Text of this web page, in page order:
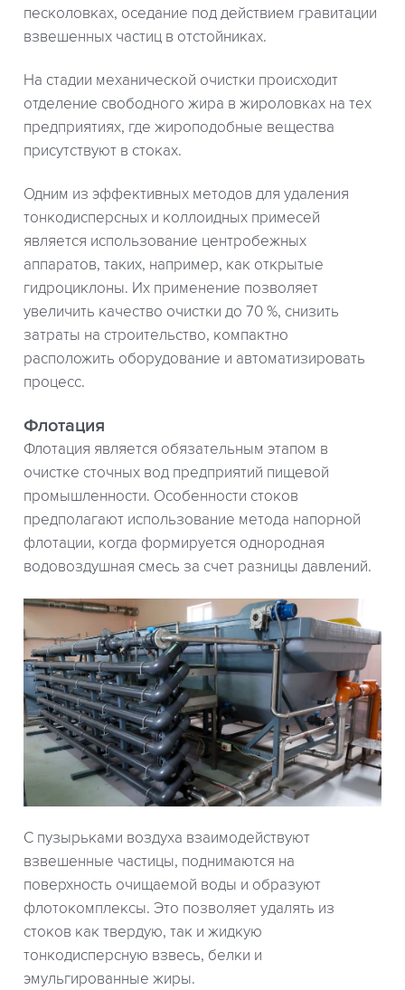
песколовках, оседание под действием гравитации
взвешенных частиц в отстойниках.
На стадии механической очистки происходит
отделение свободного жира в жироловках на тех
предприятиях, где жироподобные вещества
присутствуют в стоках.
Одним из эффективных методов для удаления
тонкодисперсных и коллоидных примесей
является использование центробежных
аппаратов, таких, например, как открытые
гидроциклоны. Их применение позволяет
увеличить качество очистки до 70 %, снизить
затраты на строительство, компактно
расположить оборудование и автоматизировать
процесс.
Флотация
Флотация является обязательным этапом в
очистке сточных вод предприятий пищевой
промышленности. Особенности стоков
предполагают использование метода напорной
флотации, когда формируется однородная
водовоздушная смесь за счет разницы давлений.
С пузырьками воздуха взаимодействуют
взвешенные частицы, поднимаются на
поверхность очищаемой воды и образуют
флотокомплексы. Это позволяет удалять из
стоков как твердую, так и жидкую
тонкодисперсную взвесь, белки и
эмульгированные жиры.